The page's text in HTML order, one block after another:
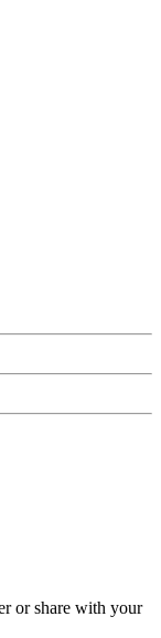
or share with your